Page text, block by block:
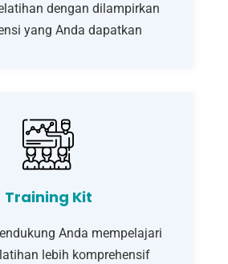
dengan dilampirkan
yang Anda dapatkan
Training Kit
Anda mempelajari
lebih komprehensif